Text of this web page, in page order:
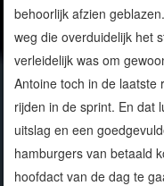
behoorlijk afzien
weg die overduidelijk het
verleidelijk was om
Antoine toch in de laatste
rijden in de sprint. En dat
uitslag en een
hamburgers van betaald
hoofdact van de dag te